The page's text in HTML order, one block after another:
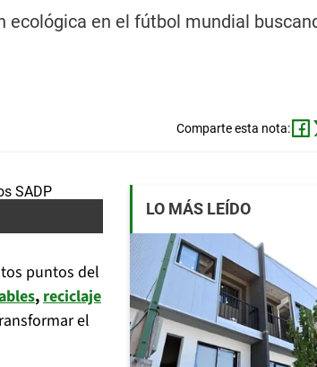
ecológica en el fútbol mundial
Comparte esta nota:
puntos del
,reciclaje
el
LO MÁS LEÍDO